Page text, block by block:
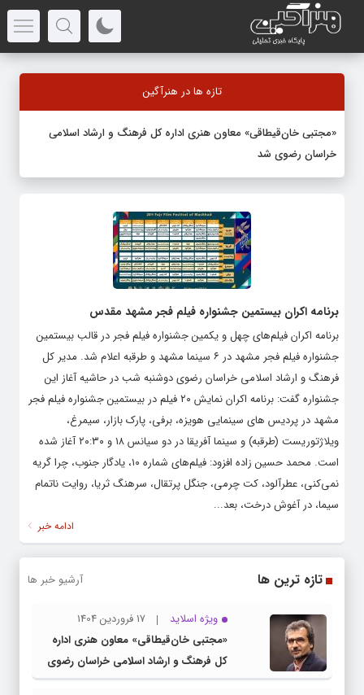
تازه ها در هنرآگین
«مجتبی خان‌قیطاقی» معاون هنری اداره کل فرهنگ و ارشاد اسلامی
خراسان رضوی شد
برنامه اکران بیستمین جشنواره فیلم فجر مشهد مقدس
برنامه اکران فیلم‌های چهل و یکمین جشنواره فیلم فجر در قالب بیستمین
جشنواره فیلم فجر مشهد در ۶ سینما مشهد و طرقبه اعلام شد. مدیر کل
فرهنگ و ارشاد اسلامی خراسان رضوی دوشنبه شب در حاشیه آغاز این
جشنواره گفت: برنامه اکران نمایش ۲۰ فیلم در بیستمین جشنواره فیلم فجر
مشهد در پردیس های سینمایی هویزه، برفی، پارک بازار، سیمرغ،
ویلاژتوریست (طرقبه) و سینما آفریقا در دو سیانس ۱۸ و ۲۰:۳۰ آغاز شده
است. محمد حسین زاده افزود: فیلم‌های شماره ۱۰، یادگار جنوب، چرا گریه
نمی‌کنی، عطرآلود، کت چرمی، جنگل پرتقال، سرهنگ ثریا، روایت ناتمام
سیما، در آغوش درخت، بعد...
ادامه خبر
تازه ترین ها آرشیو خبر ها
ویژه اسلاید
17 فروردین 1404
«مجتبی خان‌قیطاقی» معاون هنری اداره
کل فرهنگ و ارشاد اسلامی خراسان رضوی
شد